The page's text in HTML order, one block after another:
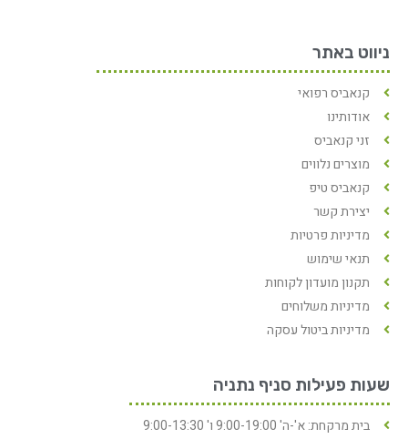
ניווט באתר
קנאביס רפואי
אודותינו
זני קנאביס
מוצרים נלווים
קנאביס טיפ
יצירת קשר
מדיניות פרטיות
תנאי שימוש
תקנון מועדון לקוחות
מדיניות משלוחים
מדיניות ביטול עסקה
שעות פעילות סניף נתניה
בית מרקחת: א'-ה' 9:00-19:00 ו' 9:00-13:30